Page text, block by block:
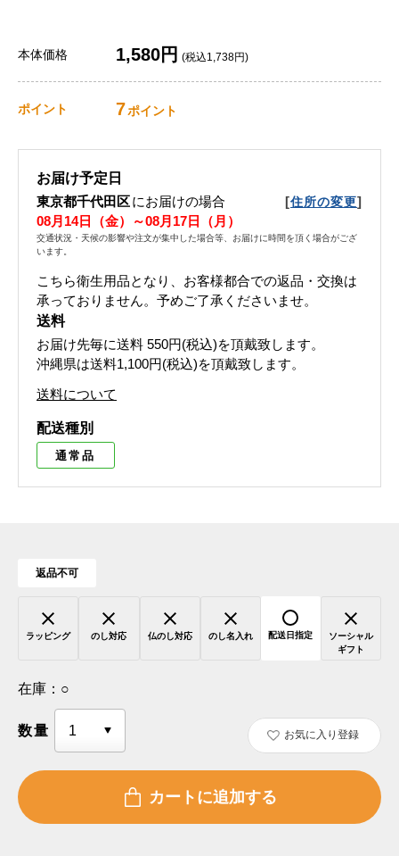
本体価格 1,580円 (税込1,738円)
ポイント 7ポイント
お届け予定日
東京都千代田区にお届けの場合 [住所の変更]
08月14日（金）～08月17日（月）
交通状況・天候の影響や注文が集中した場合等、お届けに時間を頂く場合がござ
います。
こちら衛生用品となり、お客様都合での返品・交換は
承っておりません。予めご了承くださいませ。
送料
お届け先毎に送料 550円(税込)を頂戴致します。
沖縄県は送料1,100円(税込)を頂戴致します。
送料について
配送種別
通常品
返品不可
ラッピング のし対応 仏のし対応 のし名入れ 配送日指定
ソーシャル
ギフト
在庫： ○
数量 お気に入り登録